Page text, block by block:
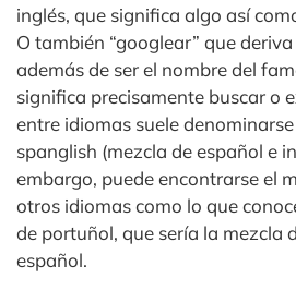
inglés, que significa algo así
O también “googlear” que
además de ser el nombre del
significa precisamente buscar o
entre idiomas suele
spanglish (mezcla de español e
embargo, puede encontrarse el
otros idiomas como lo que
de portuñol, que sería la mezcla
español.